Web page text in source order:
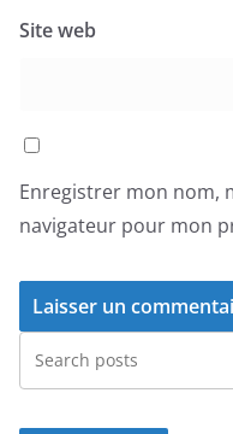
Site web
Enregistrer mon nom,
navigateur pour mon